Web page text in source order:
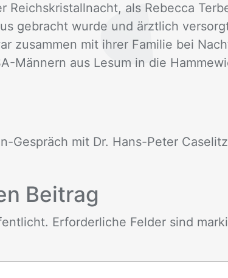
Reichs­kris­tall­nacht, als Re­bec­ca
ge­bracht wur­de und ärzt­lich
zu­sam­men mit ih­rer Fa­mi­lie bei
Män­nern aus Les­um in die
Ge­spräch mit Dr. Hans-Pe­ter
Bei­trag
Er­for­der­li­che Fel­der sind